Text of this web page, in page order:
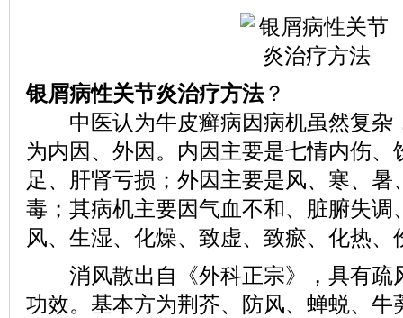
银屑病性关节炎治疗方法？
中医认为牛皮癣病因病机虽然复杂
为内因、外因。内因主要是七情内伤、
足、肝肾亏损；外因主要是风、寒、暑
毒；其病机主要因气血不和、脏腑失调
风、生湿、化燥、致虚、致瘀、化热、
消风散出自《外科正宗》，具有疏
功效。基本方为荆芥、防风、蝉蜕、牛